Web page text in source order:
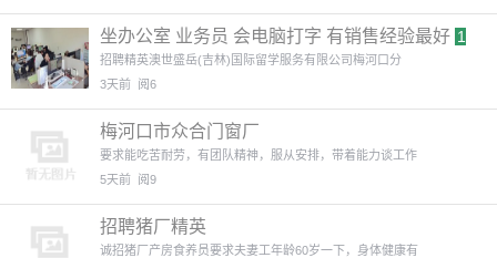
坐办公室 业务员 会电脑打字 有销售经验最好 1
图
招聘精英澳世盛岳(吉林)国际留学服务有限公司梅河口分
3天前 阅6
梅河口市众合门窗厂
要求能吃苦耐劳，有团队精神，服从安排，带着能力谈工作
5天前 阅9
招聘猪厂精英
诚招猪厂产房食养员要求夫妻工年龄60岁一下，身体健康有